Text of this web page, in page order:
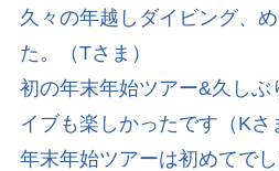
久々の年越しダイビング、
た。（Tさま）
初の年末年始ツアー&久し
イブも楽しかったです（Kさ
年末年始ツアーは初めてで